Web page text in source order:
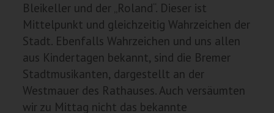
Bleikeller und der „Roland“. Dieser ist
Mittelpunkt und gleichzeitig Wahrzeichen der
Stadt. Ebenfalls Wahrzeichen und uns allen
aus Kindertagen bekannt, sind die Bremer
Stadtmusikanten, dargestellt an der
Westmauer des Rathauses. Auch versäumten
wir zu Mittag nicht das bekannte